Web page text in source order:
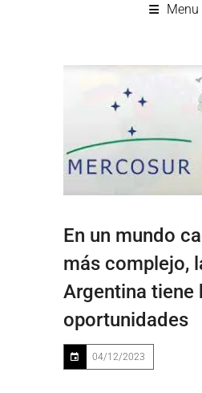
Menu
En un mundo
más complejo,
Argentina tiene
oportunidades
04/12/2023